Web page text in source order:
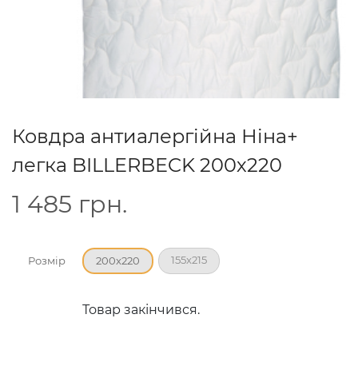
Ковдра антиалергійна Ніна+
легка BILLERBECK 200х220
1 485 грн.
Розмір 200x220 155x215
Товар закінчився.